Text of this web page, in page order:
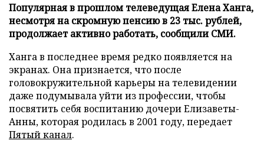
Популярная в прошлом телеведущая Елена Ханга,
несмотря на скромную пенсию в 23 тыс. рублей,
продолжает активно работать, сообщили СМИ.
Ханга в последнее время редко появляется на
экранах. Она признается, что после
головокружительной карьеры на телевидении
даже подумывала уйти из профессии, чтобы
посвятить себя воспитанию дочери Елизаветы-
Анны, которая родилась в 2001 году, передает
Пятый канал.